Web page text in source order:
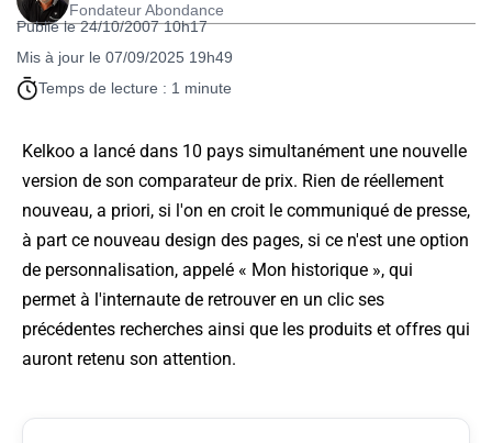
Fondateur Abondance
Publié le 24/10/2007 10h17
Mis à jour le 07/09/2025 19h49
Temps de lecture : 1 minute
Kelkoo a lancé dans 10 pays simultanément une nouvelle
version de son comparateur de prix. Rien de réellement
nouveau, a priori, si l'on en croit le communiqué de presse,
à part ce nouveau design des pages, si ce n'est une option
de personnalisation, appelé « Mon historique », qui
permet à l'internaute de retrouver en un clic ses
précédentes recherches ainsi que les produits et offres qui
auront retenu son attention.